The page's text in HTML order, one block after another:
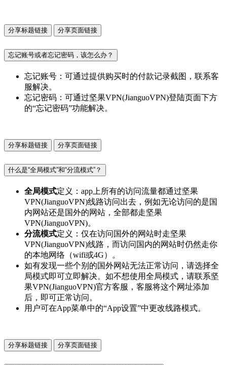
分享标题链接 分享页面链接
忘记账号或者忘记密码，该怎么办？
忘记账号：可通过提供购买时的付款记录截图，联系客
服解决。
忘记密码：可通过坚果VPN(JianguoVPN)登陆页面下方
的“忘记密码”功能解决。
分享标题链接 分享页面链接
什么是“全局模式”和“分流模式”？
全局模式定义：app上所有的访问流量都通过坚果
VPN(JianguoVPN)线路访问出去，例如无论访问的是国
内网站还是国外的网站，全部都走坚果
VPN(JianguoVPN)。
分流模式定义：仅在访问国外的网站时走坚果
VPN(JianguoVPN)线路，而访问国内的网站时仍然走你
的本地网络（wifi或4G）。
如有发现一些个别的国外网站无法正常访问，请选择全
局模式即可立即解决。如不想使用全局模式，请联系坚
果VPN(JianguoVPN)官方客服，客服将这个网址添加
后，即可正常访问。
用户可在App菜单中的“App设置”中更改线路模式。
分享标题链接 分享页面链接